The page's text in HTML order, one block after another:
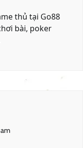
thủ tại Go88
bài, poker